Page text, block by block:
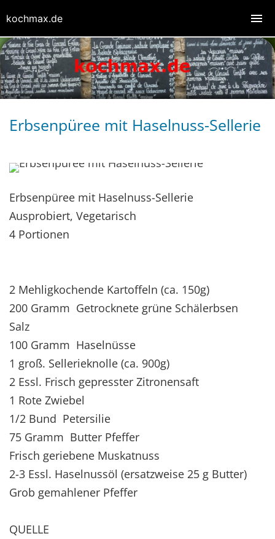
Erbsenpüree mit Haselnuss-Sellerie
Erbsenpüree mit Haselnuss-Sellerie
Ausprobiert, Vegetarisch
4 Portionen
2 Mehligkochende Kartoffeln (ca. 150g)
200 Gramm Getrocknete grüne Schälerbsen
Salz
100 Gramm Haselnüsse
1 groß. Sellerieknolle (ca. 900g)
2 Essl. Frisch gepresster Zitronensaft
1 Rote Zwiebel
1/2 Bund Petersilie
75 Gramm Butter Pfeffer
Frisch geriebene Muskatnuss
2-3 Essl. Haselnussöl (ersatzweise 25 g Butter)
Grob gemahlener Pfeffer
QUELLE
kochmax.de